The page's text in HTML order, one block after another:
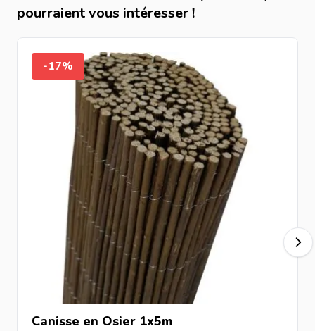
pourraient vous intéresser !
-17%
Canisse en Osier 1x5m